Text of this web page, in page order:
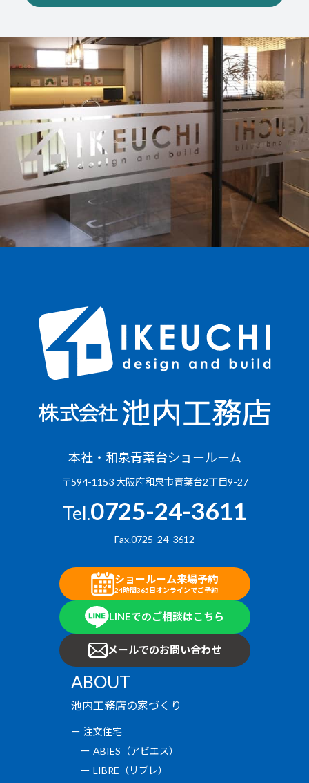
本社・和泉青葉台ショールーム
〒594-1153 大阪府和泉市青葉台2丁目9-27
Tel.0725-24-3611
Fax.0725-24-3612
ショールーム来場予約
24時間365日オンラインでご予約
LINEでのご相談はこちら
メールでのお問い合わせ
ABOUT
池内工務店の家づくり
注文住宅
ABIES（アビエス）
LIBRE（リブレ）